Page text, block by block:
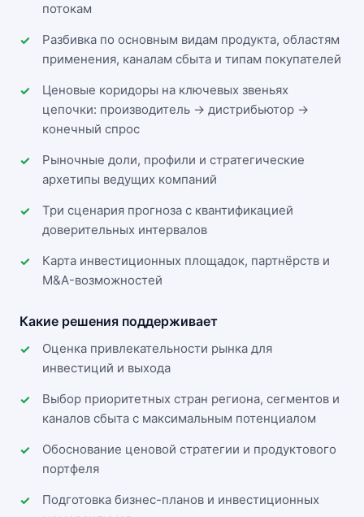
потокам
Разбивка по основным видам продукта, областям
применения, каналам сбыта и типам покупателей
Ценовые коридоры на ключевых звеньях
цепочки: производитель → дистрибьютор →
конечный спрос
Рыночные доли, профили и стратегические
архетипы ведущих компаний
Три сценария прогноза с квантификацией
доверительных интервалов
Карта инвестиционных площадок, партнёрств и
M&A-возможностей
Какие решения поддерживает
Оценка привлекательности рынка для
инвестиций и выхода
Выбор приоритетных стран региона, сегментов и
каналов сбыта с максимальным потенциалом
Обоснование ценовой стратегии и продуктового
портфеля
Подготовка бизнес-планов и инвестиционных